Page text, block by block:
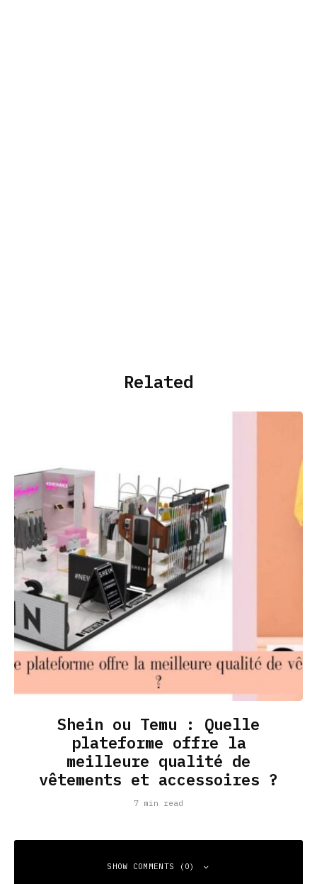
Related
Shein ou Temu : Quelle
plateforme offre la
meilleure qualité de
vêtements et accessoires ?
7 min read
SHOW COMMENTS (0)